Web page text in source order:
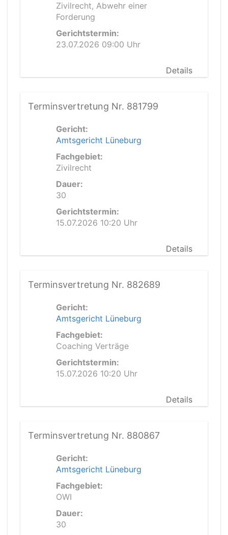
Zivilrecht, Abwehr einer
Forderung
Gerichtstermin:
23.07.2026 09:00 Uhr
Details
Terminsvertretung Nr. 881799
Gericht:
Amtsgericht Lüneburg
Fachgebiet:
Zivilrecht
Dauer:
30
Gerichtstermin:
15.07.2026 10:20 Uhr
Details
Terminsvertretung Nr. 882689
Gericht:
Amtsgericht Lüneburg
Fachgebiet:
Coaching Verträge
Gerichtstermin:
15.07.2026 10:20 Uhr
Details
Terminsvertretung Nr. 880867
Gericht:
Amtsgericht Lüneburg
Fachgebiet:
OWI
Dauer:
30